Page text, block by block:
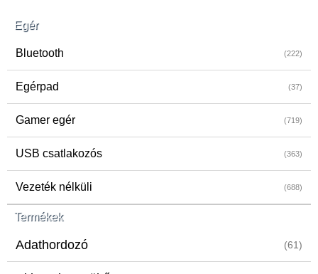
Egér
Bluetooth (222)
Egérpad (37)
Gamer egér (719)
USB csatlakozós (363)
Vezeték nélküli (688)
Termékek
Adathordozó (61)